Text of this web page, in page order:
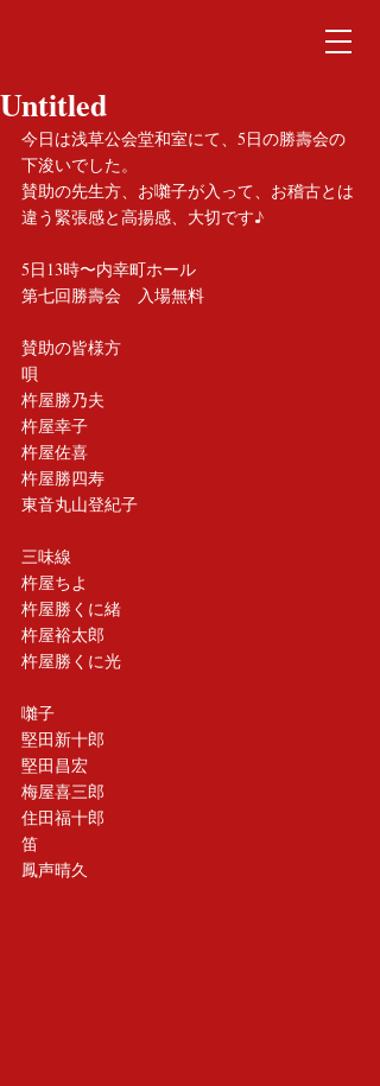
Untitled
今日は浅草公会堂和室にて、5日の勝壽会の
下浚いでした。
賛助の先生方、お囃子が入って、お稽古とは
違う緊張感と高揚感、大切です♪
5日13時〜内幸町ホール
第七回勝壽会　入場無料
賛助の皆様方
唄
杵屋勝乃夫
杵屋幸子
杵屋佐喜
杵屋勝四寿
東音丸山登紀子
三味線
杵屋ちよ
杵屋勝くに緒
杵屋裕太郎
杵屋勝くに光
囃子
堅田新十郎
堅田昌宏
梅屋喜三郎
住田福十郎
笛
鳳声晴久